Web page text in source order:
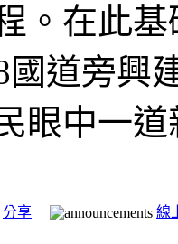
。在此
國道旁興
眼中一
分享 線